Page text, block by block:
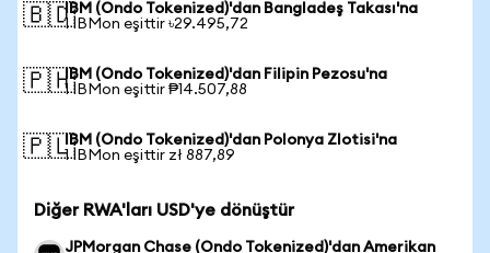
🇧🇩IBM (Ondo Tokenized)'dan Bangladeş Takası'na
1 IBMon eşittir ৳29.495,72
🇵🇭IBM (Ondo Tokenized)'dan Filipin Pezosu'na
1 IBMon eşittir ₱14.507,88
🇵🇱IBM (Ondo Tokenized)'dan Polonya Zlotisi'na
1 IBMon eşittir zł 887,89
Diğer RWA'ları USD'ye dönüştür
JPMorgan Chase (Ondo Tokenized)'dan Amerikan